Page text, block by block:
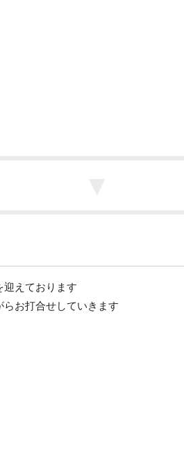
迎えております
お打合せしていきます